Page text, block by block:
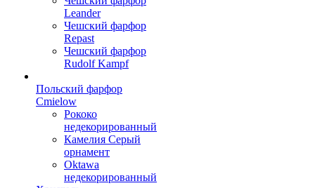
Leander
Чешский фарфор
Repast
Чешский фарфор
Rudolf Kampf
Польский фарфор
Сmielow
Рококо
недекорированный
Камелия Серый
орнамент
Oktawa
недекорированный